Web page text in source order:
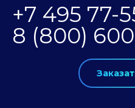
+7 495 77-
8 (800)